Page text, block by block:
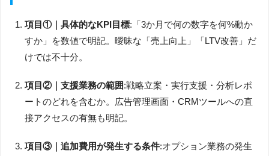
項目①｜具体的なKPI目標:「3か月で何の数字を何%動か
すか」を数値で明記。曖昧な「売上向上」「LTV改善」だ
けでは不十分。
項目②｜支援業務の範囲:戦略立案・実行支援・分析レポ
ートのどれを含むか。広告管理画面・CRMツールへの直
接アクセスの有無も明記。
項目③｜追加費用が発生する条件:オプション業務の発生